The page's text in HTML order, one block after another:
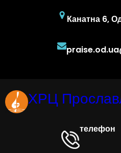
Канатна 6,
ХРЦ
телефон